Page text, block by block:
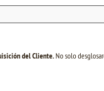
del Cliente. No solo